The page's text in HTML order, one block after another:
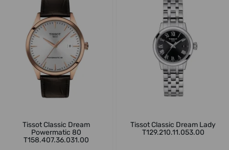
Tissot Classic Dream
Powermatic 80
T158.407.36.031.00
Tissot Classic Dream Lady
T129.210.11.053.00